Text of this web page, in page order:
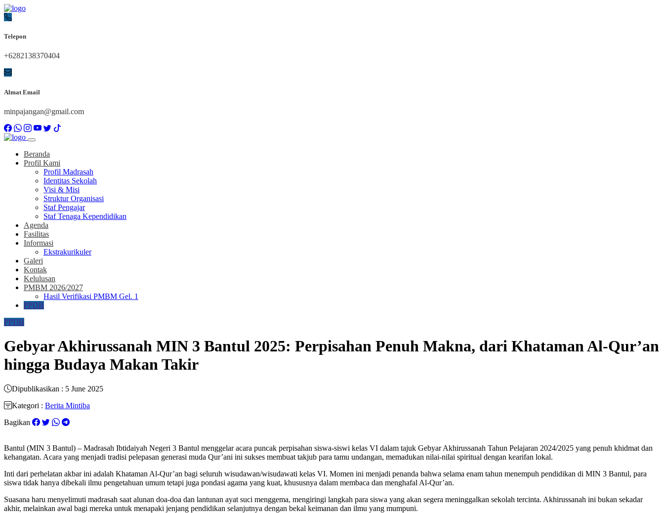
Telepon
+6282138370404
Almat Email
minpajangan@gmail.com
Beranda
Profil Kami
Profil Madrasah
Identitas Sekolah
Visi & Misi
Struktur Organisasi
Staf Pengajar
Staf Tenaga Kependidikan
Agenda
Fasilitas
Informasi
Ekstrakurikuler
Galeri
Kontak
Kelulusan
PMBM 2026/2027
Hasil Verifikasi PMBM Gel. 1
PPDB
PPDB
Gebyar Akhirussanah MIN 3 Bantul 2025: Perpisahan Penuh Makna, dari Khataman Al-Qur’an
hingga Budaya Makan Takir​
Dipublikasikan : 5 June 2025
Kategori : Berita Mintiba
Bagikan
Bantul (MIN 3 Bantul) – Madrasah Ibtidaiyah Negeri 3 Bantul menggelar acara puncak perpisahan siswa-siswi kelas VI dalam tajuk Gebyar Akhirussanah Tahun Pelajaran 2024/2025 yang penuh khidmat dan
kehangatan. Acara yang menjadi tradisi pelepasan generasi muda Qur’ani ini sukses membuat takjub para tamu undangan, memadukan nilai-nilai spiritual dengan kearifan lokal.​
Inti dari perhelatan akbar ini adalah Khataman Al-Qur’an bagi seluruh wisudawan/wisudawati kelas VI. Momen ini menjadi penanda bahwa selama enam tahun menempuh pendidikan di MIN 3 Bantul, para
siswa tidak hanya dibekali ilmu pengetahuan umum tetapi juga pondasi agama yang kuat, khususnya dalam membaca dan menghafal Al-Qur’an.​
Suasana haru menyelimuti madrasah saat alunan doa-doa dan lantunan ayat suci menggema, mengiringi langkah para siswa yang akan segera meninggalkan sekolah tercinta. Akhirussanah ini bukan sekadar
akhir, melainkan awal bagi mereka untuk menapaki jenjang pendidikan selanjutnya dengan bekal keimanan dan ilmu yang mumpuni.​